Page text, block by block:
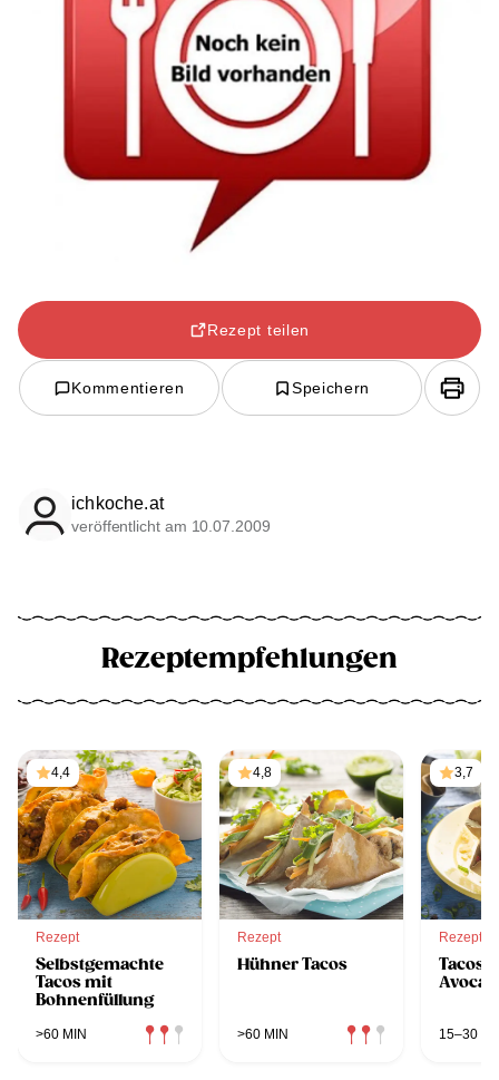
Rezept teilen
Kommentieren Speichern
ichkoche.at
veröffentlicht am 10.07.2009
Rezeptempfehlungen
4,4
Rezept
Selbstgemachte
Tacos mit
Bohnenfüllung
>60 MIN
4,8
Rezept
Hühner Tacos
>60 MIN
3,7
Rezept
Tacos
15–30